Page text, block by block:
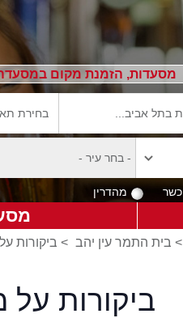
מסעדות, הזמנת מקום
כשר מהדרין
> בית התמר עין יהב > ביקורות
ביקורות